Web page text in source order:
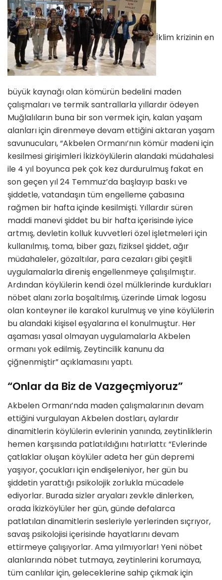
İklim krizinin en
büyük kaynağı olan kömürün bedelini maden
çalışmaları ve termik santrallarla yıllardır ödeyen
Muğlalıların buna bir son vermek için, kalan yaşam
alanları için direnmeye devam ettiğini aktaran yaşam
savunucuları, “Akbelen Ormanı’nın kömür madeni için
kesilmesi girişimleri İkizköylülerin alandaki müdahalesi
ile 4 yıl boyunca pek çok kez durdurulmuş fakat en
son geçen yıl 24 Temmuz’da başlayıp baskı ve
şiddetle, vatandaşın tüm engelleme çabasına
rağmen bir hafta içinde kesilmişti. Yıllardır süren
maddi manevi şiddet bu bir hafta içerisinde iyice
artmış, devletin kolluk kuvvetleri özel işletmeleri için
kullanılmış, toma, biber gazı, fiziksel şiddet, ağır
müdahaleler, gözaltılar, para cezaları gibi çeşitli
uygulamalarla direniş engellenmeye çalışılmıştır.
Ardından köylülerin kendi özel mülklerinde kurdukları
nöbet alanı zorla boşaltılmış, üzerinde Limak logosu
olan konteyner ile karakol kurulmuş ve yine köylülerin
bu alandaki kişisel eşyalarına el konulmuştur. Her
aşaması yasal olmayan uygulamalarla Akbelen
ormanı yok edilmiş, Zeytincilik kanunu da
çiğnenmiştir” açıklamasını yaptı.
“Onlar da Biz de Vazgeçmiyoruz”
Akbelen Ormanı’nda maden çalışmalarının devam
ettiğini vurgulayan Akbelen dostları, aylardır
dinamitlerin köylülerin evlerinin yanında, zeytinliklerin
hemen karşısında patlatıldığını hatırlattı: “Evlerinde
çatlaklar oluşan köylüler adeta her gün depremi
yaşıyor, çocukları için endişeleniyor, her gün bu
şiddetin yarattığı psikolojik zorlukla mücadele
ediyorlar. Burada sizler aryaları zevkle dinlerken,
orada İkizköylüler her gün, günde defalarca
patlatılan dinamitlerin sesleriyle yerlerinden sıçrıyor,
savaş psikolojisi içerisinde hayatlarını devam
ettirmeye çalışıyorlar. Ama yılmıyorlar! Yeni nöbet
alanlarında nöbet tutmaya, zeytinlerini korumaya,
tüm canlılar için, geleceklerine sahip çıkmak için